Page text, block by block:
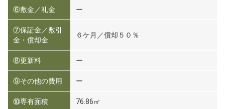
⑥敷金／礼金 ー
⑦保証金／敷引
金・償却金
６ケ月／償却５０％
⑧更新料 ー
⑨その他の費用 ー
⑩専有面積 76.86㎡